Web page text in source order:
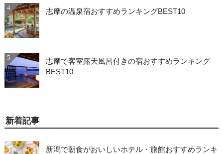
4 志摩の温泉宿おすすめランキングBEST10
5
志摩で客室露天風呂付きの宿おすすめランキング
BEST10
新着記事
新潟で朝食がおいしいホテル・旅館おすすめランキ